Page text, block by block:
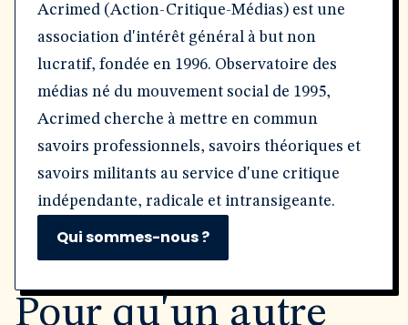
Acrimed (Action-Critique-Médias) est une
association d'intérêt général à but non
lucratif, fondée en 1996. Observatoire des
médias né du mouvement social de 1995,
Acrimed cherche à mettre en commun
savoirs professionnels, savoirs théoriques et
savoirs militants au service d'une critique
indépendante, radicale et intransigeante.
Qui sommes-nous ?
Pour qu'un autre